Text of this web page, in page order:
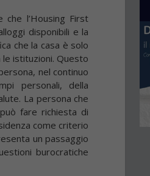
l’Housing First
disponibili e la
che la casa è solo
le istituzioni. Questo
nel continuo
personali, della
La persona che
fare richiesta di
come criterio
un passaggio
burocratiche